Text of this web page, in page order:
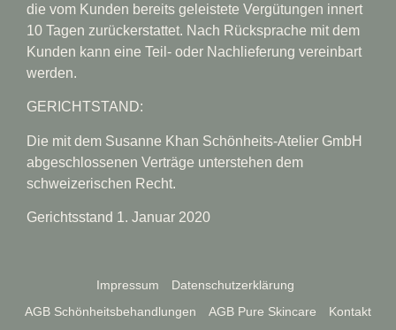
die vom Kunden bereits geleistete Vergütungen innert
10 Tagen zurückerstattet. Nach Rücksprache mit dem
Kunden kann eine Teil- oder Nachlieferung vereinbart
werden.
GERICHTSTAND:
Die mit dem Susanne Khan Schönheits-Atelier GmbH
abgeschlossenen Verträge unterstehen dem
schweizerischen Recht.
Gerichtsstand 1. Januar 2020
Impressum
Datenschutzerklärung
AGB Schönheitsbehandlungen
AGB Pure Skincare
Kontakt